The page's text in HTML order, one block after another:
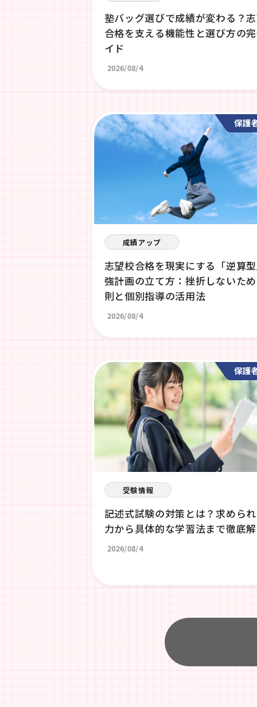
塾バッグ選びで成績が変わる？
合格を支える機能性と選び方の
イド
2026/08/4
保護
成績アップ
志望校合格を現実にする「逆算
強計画の立て方：挫折しないた
則と個別指導の活用法
2026/08/4
保護
受験情報
記述式試験の対策とは？求めら
力から具体的な学習法まで徹底
2026/08/4